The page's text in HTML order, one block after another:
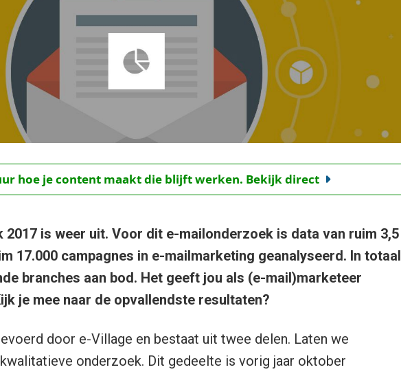
hoe je content maakt die blijft werken. Bekijk direct
2017 is weer uit. Voor dit e-mailonderzoek is data van ruim 3,5
17.000 campagnes in e-mailmarketing geanalyseerd. In totaal
branches aan bod. Het geeft jou als (e-mail)marketeer
je mee naar de opvallendste resultaten?
door e-Village en bestaat uit twee delen. Laten we
onderzoek. Dit gedeelte is vorig jaar oktober